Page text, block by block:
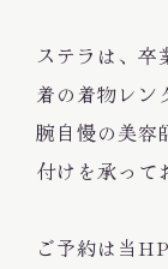
ステラは、卒
着の着物レン
腕自慢の美容
付けを承っ
ご予約は当